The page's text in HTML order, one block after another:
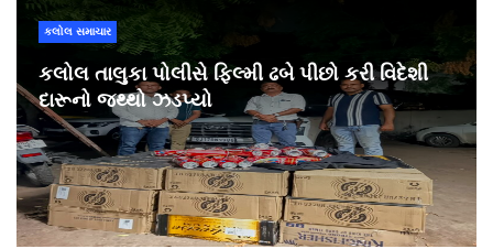
કલોલ સમાચાર
કલોલ તાલુકા પોલીસે ફિલ્મી ઢબે પીછો કરી વિદેશી
દારૂનો જથ્થો ઝડપ્યો